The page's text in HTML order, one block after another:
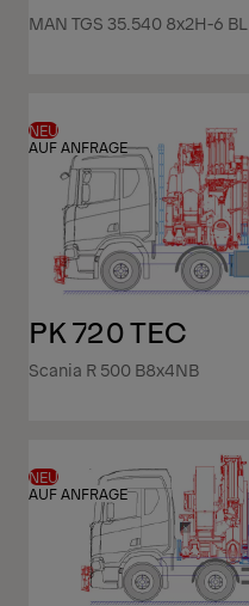
MAN TGS 35.540 8x2H-6 BL
NEU
AUF ANFRAGE
PK 720 TEC
Scania R 500 B8x4NB
NEU
AUF ANFRAGE